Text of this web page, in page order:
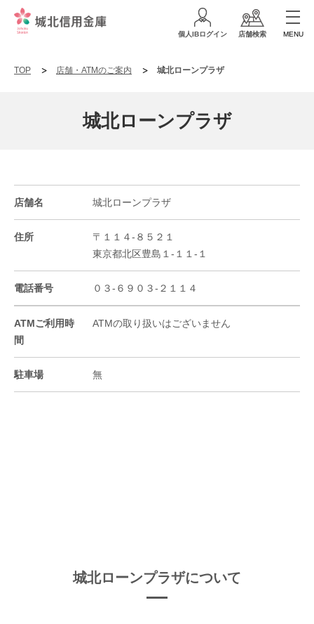
個人IBログイン 店舗検索 MENU
TOP 店舗・ATMのご案内 城北ローンプラザ
城北ローンプラザ
店舗名 城北ローンプラザ
住所
〒１１４-８５２１
東京都北区豊島１-１１-１
電話番号 ０３-６９０３-２１１４
ATMご利用時
間
ATMの取り扱いはございません
駐車場 無
城北ローンプラザについて